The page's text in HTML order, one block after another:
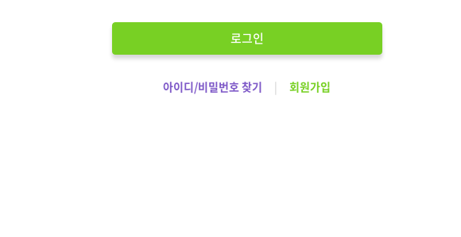
로그인
아이디/비밀번호 찾기 | 회원가입